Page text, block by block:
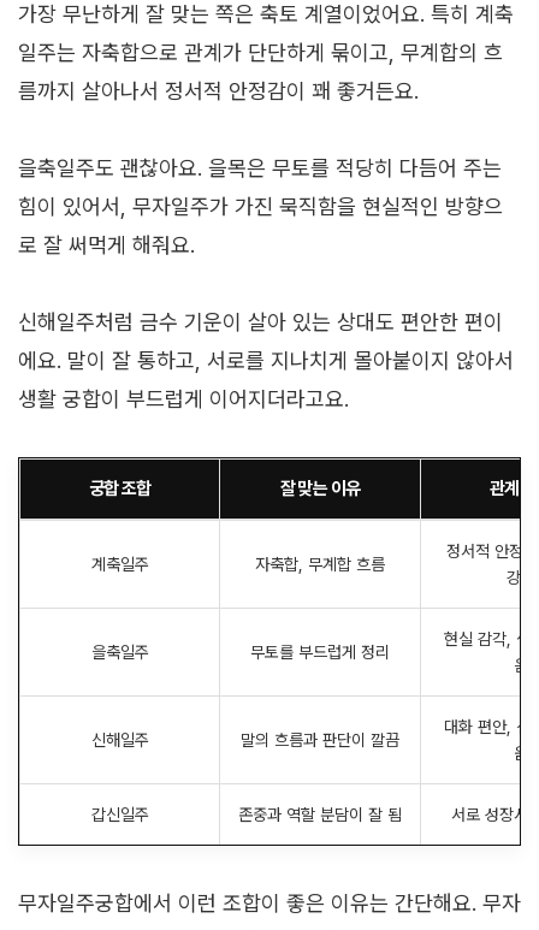
가장 무난하게 잘 맞는 쪽은 축토 계열이었어요. 특히 계축
일주는 자축합으로 관계가 단단하게 묶이고, 무계합의 흐
름까지 살아나서 정서적 안정감이 꽤 좋거든요.
을축일주도 괜찮아요. 을목은 무토를 적당히 다듬어 주는
힘이 있어서, 무자일주가 가진 묵직함을 현실적인 방향으
로 잘 써먹게 해줘요.
신해일주처럼 금수 기운이 살아 있는 상대도 편안한 편이
에요. 말이 잘 통하고, 서로를 지나치게 몰아붙이지 않아서
생활 궁합이 부드럽게 이어지더라고요.
궁합 조합 잘 맞는 이유 관계
계축일주 자축합, 무계합 흐름
정서적 안정,
강함
을축일주 무토를 부드럽게 정리
현실 감각, 생
음
신해일주 말의 흐름과 판단이 깔끔
대화 편안, 신
움
갑신일주 존중과 역할 분담이 잘 됨 서로 성장시
무자일주궁합에서 이런 조합이 좋은 이유는 간단해요. 무자